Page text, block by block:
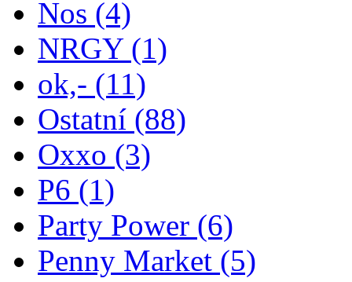
Nos (4)
NRGY (1)
ok,- (11)
Ostatní (88)
Oxxo (3)
P6 (1)
Party Power (6)
Penny Market (5)